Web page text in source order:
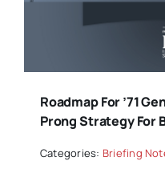
Roadmap For ’71
Prong Strategy For
Categories: Briefing